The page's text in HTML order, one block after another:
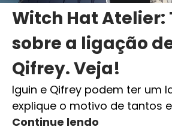
Witch Hat Atelier:
sobre a ligação
Qifrey. Veja!
Iguin e Qifrey podem ter um
explique o motivo de tantos
Continue lendo